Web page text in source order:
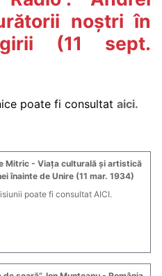
noștri în
(11 sept.
poate fi consultat aici.
Mitric - Viața culturală și artistică
înainte de Unire (11 mar. 1934)
poate fi consultat AICI.